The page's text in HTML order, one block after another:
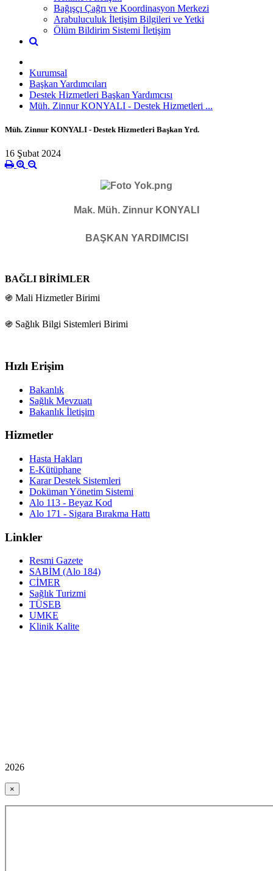
Bağışçı Çağrı ve Koordinasyon Merkezi
Arabuluculuk İletişim Bilgileri ve Yetki
Ölüm Bildirim Sistemi İletişim
Kurumsal
Başkan Yardımcıları
Destek Hizmetleri Başkan Yardımcısı
Müh. Zinnur KONYALI - Destek Hizmetleri ...
Müh. Zinnur KONYALI - Destek Hizmetleri Başkan Yrd.
16 Şubat 2024
Mak. Müh. Zinnur KONYALI
BAŞKAN YARDIMCISI
BAĞLI BİRİMLER
֍ Mali Hizmetler Birimi
֍ Sağlık Bilgi Sistemleri Birimi
Hızlı Erişim
Bakanlık
Sağlık Mevzuatı
Bakanlık İletişim
Hizmetler
Hasta Hakları
E-Kütüphane
Karar Destek Sistemleri
Doküman Yönetim Sistemi
Alo 113 - Beyaz Kod
Alo 171 - Sigara Bırakma Hattı
Linkler
Resmi Gazete
SABİM (Alo 184)
CİMER
Sağlık Turizmi
TÜSEB
UMKE
Klinik Kalite
2026
×